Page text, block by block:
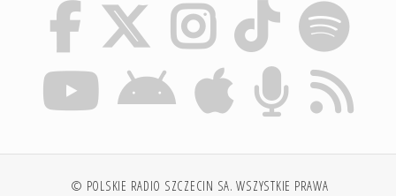
© POLSKIE RADIO SZCZECIN SA. WSZYSTKIE PRAWA